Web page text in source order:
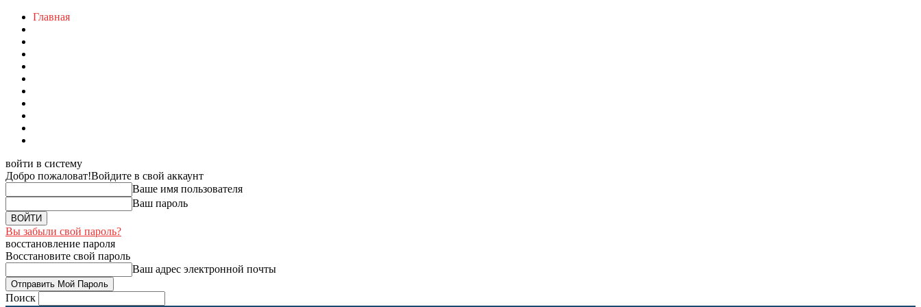
Главная
войти в систему
Добро пожаловат!Войдите в свой аккаунт
Ваше имя пользователя
Ваш пароль
Вы забыли свой пароль?
восстановление пароля
Восстановите свой пароль
Ваш адрес электронной почты
Поиск